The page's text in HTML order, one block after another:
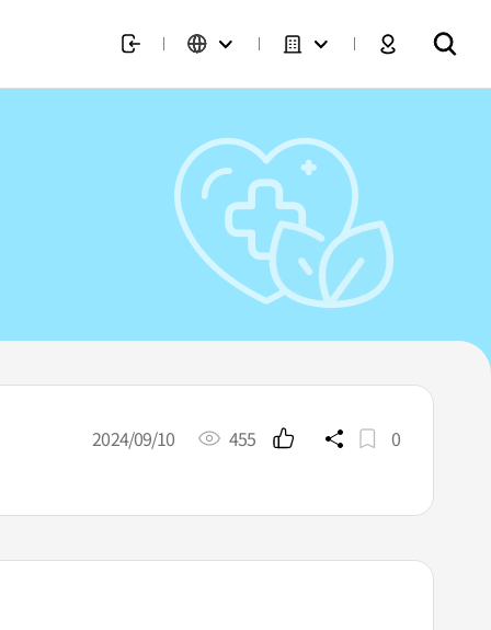
2024/09/10 455 0